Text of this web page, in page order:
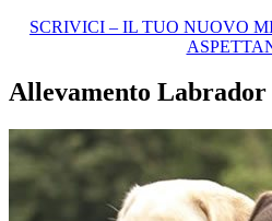
SCRIVICI – IL TUO NUOVO
Allevamento Labrador